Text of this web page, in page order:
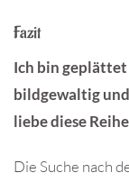
Fazit
Ich bin
bildgewaltig
liebe diese
Die Suche nach